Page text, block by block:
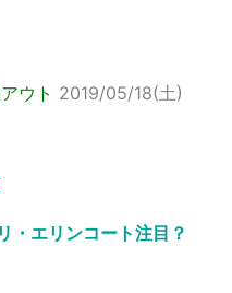
ウト 2019/05/18(土)
・エリンコート注目？